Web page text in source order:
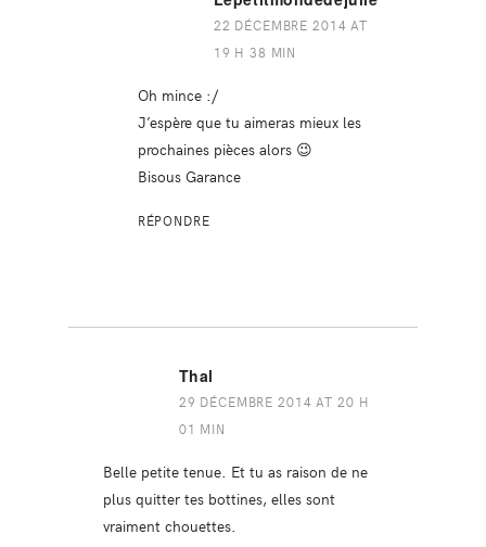
22 DÉCEMBRE 2014 AT
19 H 38 MIN
Oh mince :/
J’espère que tu aimeras mieux les
prochaines pièces alors 😉
Bisous Garance
RÉPONDRE
Thal
29 DÉCEMBRE 2014 AT 20 H
01 MIN
Belle petite tenue. Et tu as raison de ne
plus quitter tes bottines, elles sont
vraiment chouettes.